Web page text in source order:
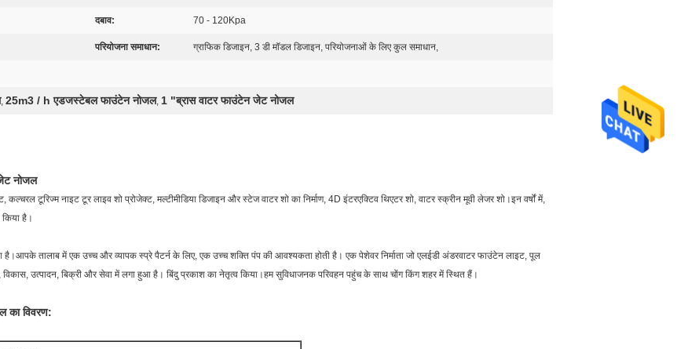
दबाव: 70 - 120Kpa
परियोजना समाधान: ग्राफिक डिजाइन, 3 डी मॉडल डिजाइन, परियोजनाओं के लिए कुल समाधान,
, 25m3 / h एडजस्टेबल फाउंटेन नोजल, 1 "ब्रास वाटर फाउंटेन जेट नोजल
नोजल
टूरिज्म नाइट टूर लाइव शो प्रोजेक्ट, मल्टीमीडिया डिजाइन और स्टेज वाटर शो का निर्माण, 4D इंटरएक्टिव थिएटर शो, वाटर स्क्रीन मूवी लेजर शो।इन वर्षों में,
है।
है।आपके तालाब में एक उच्च और व्यापक स्प्रे पैटर्न के लिए, एक उच्च शक्ति पंप की आवश्यकता होती है। एक पेशेवर निर्माता जो एलईडी अंडरवाटर फाउंटेन लाइट, पूल
उत्पादन, बिक्री और सेवा में लगा हुआ है। बिंदु प्रकाश का नेतृत्व किया।हम सुविधाजनक परिवहन पहुंच के साथ चोंग किंग शहर में स्थित हैं।
का विवरण: